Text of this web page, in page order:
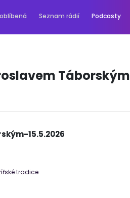
Seznam rádií Podcasty
Táborským
15.5.2026
tradice